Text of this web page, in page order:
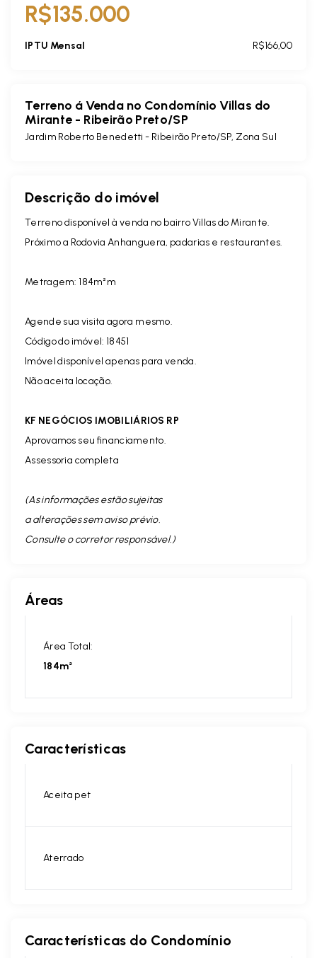
R$135.000
IPTU Mensal R$166,00
Terreno á Venda no Condomínio Villas do
Mirante - Ribeirão Preto/SP
Jardim Roberto Benedetti - Ribeirão Preto/SP, Zona Sul
Descrição do imóvel
Terreno disponível à venda no bairro Villas do Mirante.
Próximo a Rodovia Anhanguera, padarias e restaurantes.
Metragem: 184m²m
Agende sua visita agora mesmo.
Código do imóvel: 18451
Imóvel disponível apenas para venda.
Não aceita locação.
KF NEGÓCIOS IMOBILIÁRIOS RP
Aprovamos seu financiamento.
Assessoria completa
(As informações estão sujeitas
a alterações sem aviso prévio.
Consulte o corretor responsável. )
Áreas
Área Total:
184m²
Características
Aceita pet
Aterrado
Características do Condomínio